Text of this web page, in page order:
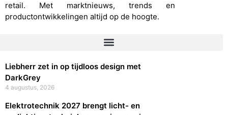
retail. Met marktnieuws, trends en
productontwikkelingen altijd op de hoogte.
Liebherr zet in op tijdloos design met
DarkGrey
4 augustus, 2026
Elektrotechnik 2027 brengt licht- en